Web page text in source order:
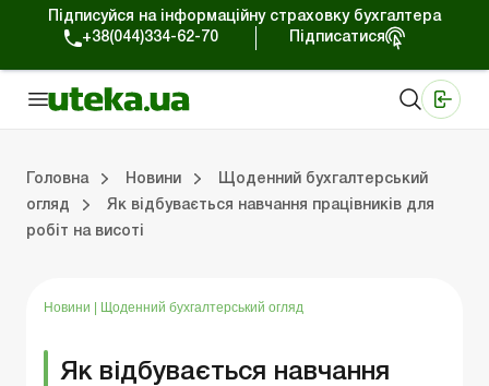
Підписуйся на інформаційну страховку бухгалтера
+38(044)334-62-70
Підписатися
Головна Новини
Щоденний бухгалтерський
огляд
Як відбувається навчання працівників для
робіт на висоті
Новини Щоденний бухгалтерський огляд
Як відбувається навчання